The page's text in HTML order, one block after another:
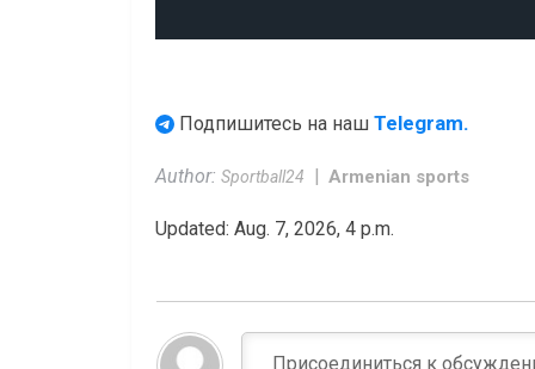
Подпишитесь на наш Telegram.
Author: Sportball24 Armenian sports
Updated: Aug. 7, 2026, 4 p.m.